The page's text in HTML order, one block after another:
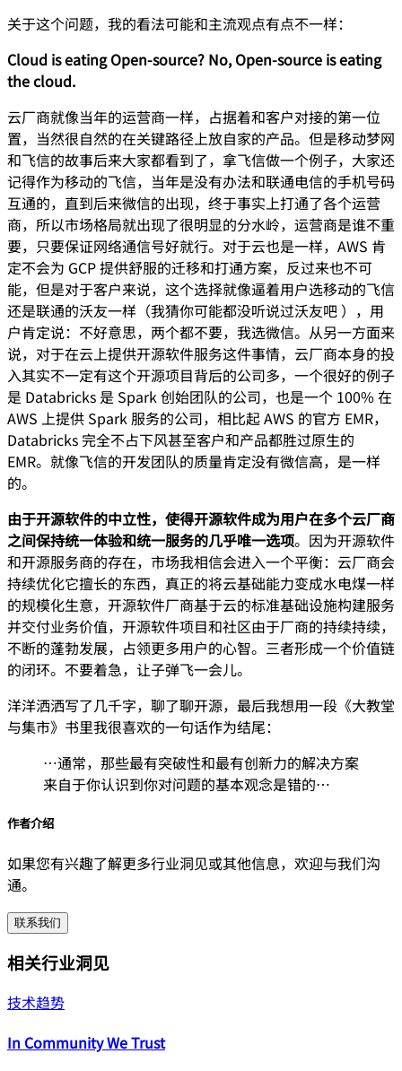
关于这个问题，我的看法可能和主流观点有点不一样：
Cloud is eating Open-source? No, Open-source is eating
the cloud.
云厂商就像当年的运营商一样，占据着和客户对接的第一位
置，当然很自然的在关键路径上放自家的产品。但是移动梦网
和飞信的故事后来大家都看到了，拿飞信做一个例子，大家还
记得作为移动的飞信，当年是没有办法和联通电信的手机号码
互通的，直到后来微信的出现，终于事实上打通了各个运营
商，所以市场格局就出现了很明显的分水岭，运营商是谁不重
要，只要保证网络通信号好就行。对于云也是一样，AWS 肯
定不会为 GCP 提供舒服的迁移和打通方案，反过来也不可
能，但是对于客户来说，这个选择就像逼着用户选移动的飞信
还是联通的沃友一样（我猜你可能都没听说过沃友吧 ），用
户肯定说：不好意思，两个都不要，我选微信。从另一方面来
说，对于在云上提供开源软件服务这件事情，云厂商本身的投
入其实不一定有这个开源项目背后的公司多，一个很好的例子
是 Databricks 是 Spark 创始团队的公司，也是一个 100% 在
AWS 上提供 Spark 服务的公司，相比起 AWS 的官方 EMR，
Databricks 完全不占下风甚至客户和产品都胜过原生的
EMR。就像飞信的开发团队的质量肯定没有微信高，是一样
的。
由于开源软件的中立性，使得开源软件成为用户在多个云厂商
之间保持统一体验和统一服务的几乎唯一选项。因为开源软件
和开源服务商的存在，市场我相信会进入一个平衡：云厂商会
持续优化它擅长的东西，真正的将云基础能力变成水电煤一样
的规模化生意，开源软件厂商基于云的标准基础设施构建服务
并交付业务价值，开源软件项目和社区由于厂商的持续持续，
不断的蓬勃发展，占领更多用户的心智。三者形成一个价值链
的闭环。不要着急，让子弹飞一会儿。
洋洋洒洒写了几千字，聊了聊开源，最后我想用一段《大教堂
与集市》书里我很喜欢的一句话作为结尾：
…通常，那些最有突破性和最有创新力的解决方案
来自于你认识到你对问题的基本观念是错的…
作者介绍
如果您有兴趣了解更多行业洞见或其他信息，欢迎与我们沟
通。
联系我们
相关行业洞见
技术趋势
In Community We Trust